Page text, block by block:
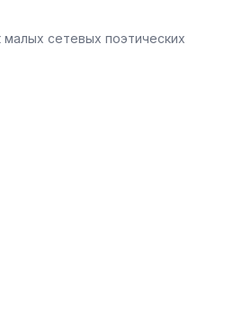
сетевых поэтических